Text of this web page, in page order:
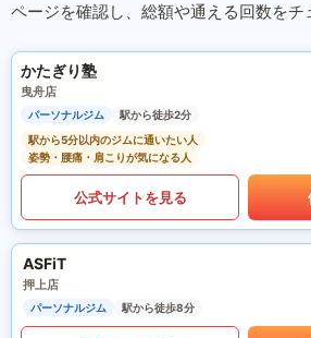
ページを確認し、総額や通える回数をチ
かたぎり塾
曳舟店
パーソナルジム
駅から徒歩2分
駅から5分以内のジムに通いたい人
姿勢・腰痛・肩こりが気になる人
公式サイトを見る
ASFiT
押上店
パーソナルジム 駅から徒歩8分